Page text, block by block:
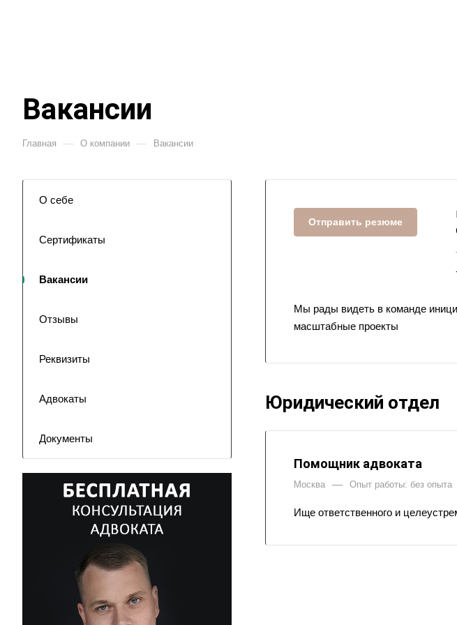
Вакансии
Главная — О компании — Вакансии
Отправить резюме
Мы рады видеть в команде
масштабные проекты
Юридический отдел
Помощник адвоката
Москва — Опыт работы: без опыта
Ищe ответственного и
О себе
Сертификаты
Вакансии
Отзывы
Реквизиты
Адвокаты
Документы